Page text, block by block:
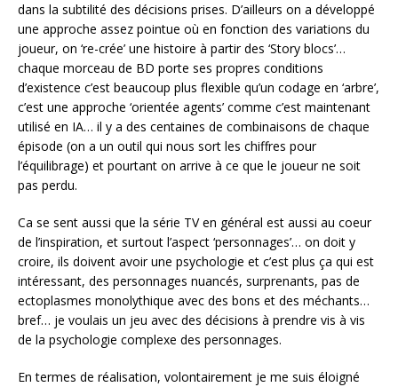
dans la subtilité des décisions prises. D’ailleurs on a développé
une approche assez pointue où en fonction des variations du
joueur, on ‘re-crée’ une histoire à partir des ‘Story blocs’…
chaque morceau de BD porte ses propres conditions
d’existence c’est beaucoup plus flexible qu’un codage en ‘arbre’,
c’est une approche ‘orientée agents’ comme c’est maintenant
utilisé en IA… il y a des centaines de combinaisons de chaque
épisode (on a un outil qui nous sort les chiffres pour
l’équilibrage) et pourtant on arrive à ce que le joueur ne soit
pas perdu.
Ca se sent aussi que la série TV en général est aussi au coeur
de l’inspiration, et surtout l’aspect ‘personnages’… on doit y
croire, ils doivent avoir une psychologie et c’est plus ça qui est
intéressant, des personnages nuancés, surprenants, pas de
ectoplasmes monolythique avec des bons et des méchants…
bref… je voulais un jeu avec des décisions à prendre vis à vis
de la psychologie complexe des personnages.
En termes de réalisation, volontairement je me suis éloigné